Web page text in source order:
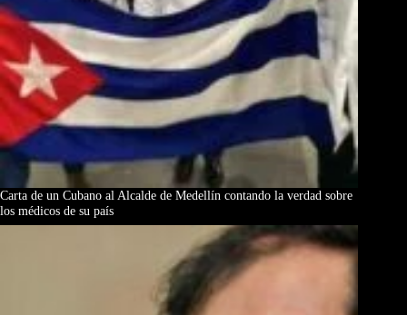
Carta de un Cubano al Alcalde de Medellín contando la verdad sobre
los médicos de su país